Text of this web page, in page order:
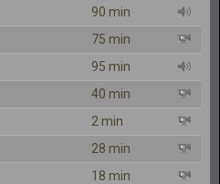
90 min
75 min
95 min
40 min
2 min
28 min
18 min